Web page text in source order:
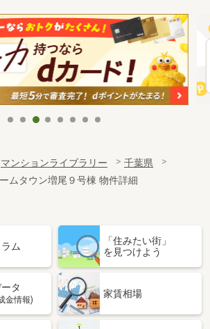
マンションライブラリー
千葉県
ムタウン増尾９号棟 物件詳細
ム
「住みたい街」
を見つけよう
タ
金情報)
家賃相場